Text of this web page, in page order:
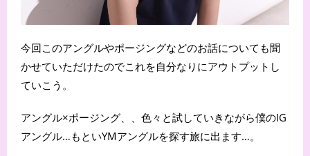
今回このアングルやポージングなどのお話についても聞
かせていただけたのでこれを自分なりにアウトプットし
ていこう。
アングル×ポージング、、色々と試していきながら僕のIG
アングル…もといYMアングルを探す旅に出ます…。